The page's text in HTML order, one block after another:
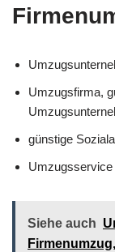
Umzugsfirma,
günstige
Umzugsservice
Siehe auch